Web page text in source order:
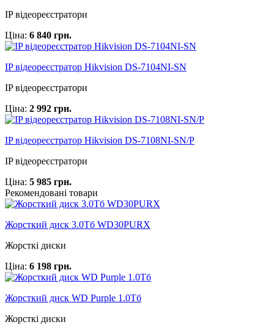
IP відеореєстратори
Ціна: 6 840 грн.
IP відеореєстратор Hikvision DS-7104NI-SN
IP відеореєстратори
Ціна: 2 992 грн.
IP відеореєстратор Hikvision DS-7108NI-SN/P
IP відеореєстратори
Ціна: 5 985 грн.
Рекомендовані товари
Жорсткий диск 3.0Тб WD30PURX
Жорсткі диски
Ціна: 6 198 грн.
Жорсткий диск WD Purple 1.0Тб
Жорсткі диски